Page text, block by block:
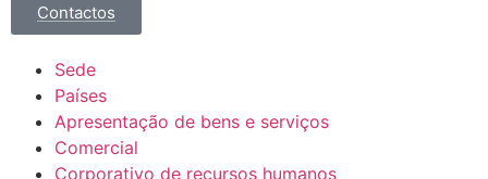
Contactos
Sede
Países
Apresentação de bens e serviços
Comercial
Corporativo de recursos humanos